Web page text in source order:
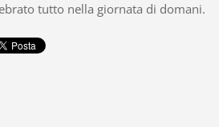
tutto nella giornata di domani.